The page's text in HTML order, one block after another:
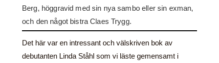
Berg, höggravid med sin nya sambo eller sin exman,
och den något bistra Claes Trygg.
Det här var en intressant och välskriven bok av
debutanten Linda Ståhl som vi läste gemensamt i